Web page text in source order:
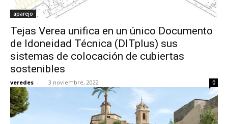
aparejo
Tejas Verea unifica en un único Documento
de Idoneidad Técnica (DITplus) sus
sistemas de colocación de cubiertas
sostenibles
veredes - 3 noviembre, 2022 0